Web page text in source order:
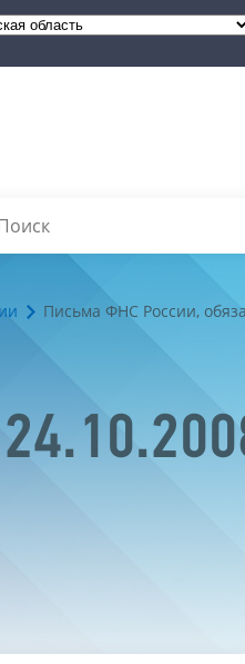
Письма ФНС России,